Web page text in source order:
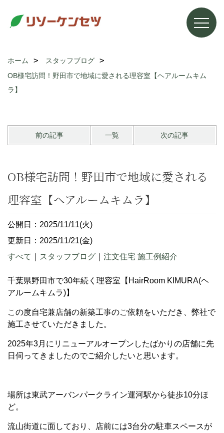
ホーム
スタッフブログ
OB様宅訪問！野田市で地域に愛される理容室【ヘアルームキム
ラ】
前の記事 一覧 次の記事
OB様宅訪問！野田市で地域に愛される
理容室【ヘアルームキムラ】
公開日：2025/11/11(火)
更新日：2025/11/21(金)
すべて
スタッフブログ 注文住宅 施工例紹介
千葉県野田市で30年続く理容室【HairRoom KIMURA(ヘ
アルームキムラ)】
この度自宅兼店舗の新築工事のご依頼をいただき、弊社で
施工させていただきました。
2025年3月にリニューアルオープンしたばかりの店舗に先
日伺ってきましたのでご紹介したいと思います。
場所は東武アーバンパークライン運河駅から徒歩10分ほ
ど。
流山街道に面しており、店前には3台分の駐車スペースが